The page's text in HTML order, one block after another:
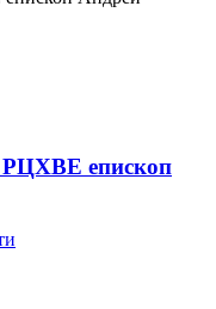
РЦХВЕ епископ